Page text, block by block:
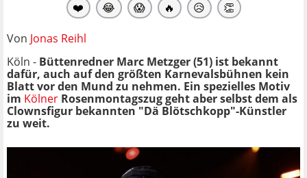
❤️ 😂 😱 🔥 😥 👏
Von Jonas Reihl
Köln - Büttenredner Marc Metzger (51) ist bekannt
dafür, auch auf den größten Karnevalsbühnen kein
Blatt vor den Mund zu nehmen. Ein spezielles Motiv
im Kölner Rosenmontagszug geht aber selbst dem als
Clownsfigur bekannten "Dä Blötschkopp"-Künstler
zu weit.